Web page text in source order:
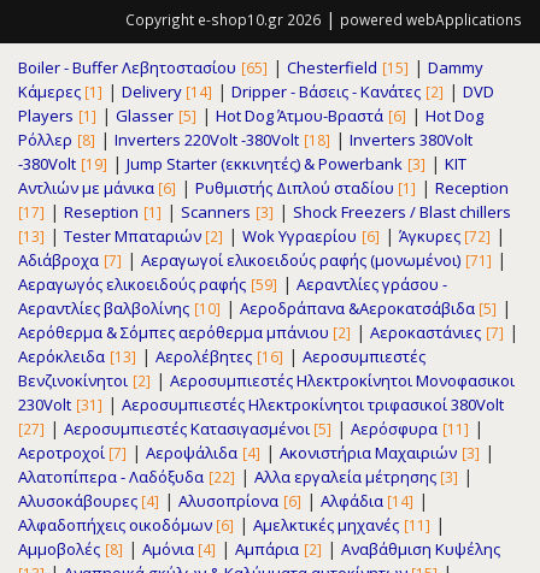
Copyright e-shop10.gr 2026 | powered webApplications
Boiler - Buffer Λεβητοστασίου [65] | Chesterfield [15] | Dammy
Κάμερες [1] | Delivery [14] | Dripper - Βάσεις - Κανάτες [2] | DVD
Players [1] | Glasser [5] | Hot Dog Άτμου-Βραστά [6] | Hot Dog
Ρόλλερ [8] | Inverters 220Volt -380Volt [18] | Inverters 380Volt
-380Volt [19] | Jump Starter (εκκινητές) & Powerbank [3] | KIT
Αντλιών με μάνικα [6] | Pυθμιστής Διπλού σταδίου [1] | Reception
[17] | Reseption [1] | Scanners [3] | Shock Freezers / Blast chillers
[13] | Tester Μπαταριών [2] | Wok Υγραερίου [6] | Άγκυρες [72] |
Αδιάβροχα [7] | Αεραγωγοί ελικοειδούς ραφής (μονωμένοι) [71] |
Αεραγωγός ελικοειδούς ραφής [59] | Αεραντλίες γράσου -
Αεραντλίες βαλβολίνης [10] | Αεροδράπανα &Αεροκατσάβιδα [5] |
Αερόθερμα & Σόμπες αερόθερμα μπάνιου [2] | Αεροκαστάνιες [7] |
Αερόκλειδα [13] | Αερολέβητες [16] | Αεροσυμπιεστές
Βενζινοκίνητοι [2] | Αεροσυμπιεστές Ηλεκτροκίνητοι Μονοφασικοι
230Volt [31] | Αεροσυμπιεστές Ηλεκτροκίνητοι τριφασικοί 380Volt
[27] | Αεροσυμπιεστές Κατασιγασμένοι [5] | Αερόσφυρα [11] |
Αεροτροχοί [7] | Αεροψάλιδα [4] | Ακονιστήρια Μαχαιριών [3] |
Αλατοπίπερα - Λαδόξυδα [22] | Αλλα εργαλεία μέτρησης [3] |
Αλυσοκάβουρες [4] | Αλυσοπρίονα [6] | Αλφάδια [14] |
Αλφαδοπήχεις οικοδόμων [6] | Αμελκτικές μηχανές [11] |
Αμμοβολές [8] | Αμόνια [4] | Αμπάρια [2] | Αναβάθμιση Κυψέλης